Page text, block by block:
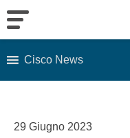
Cisco News
29 Giugno 2023